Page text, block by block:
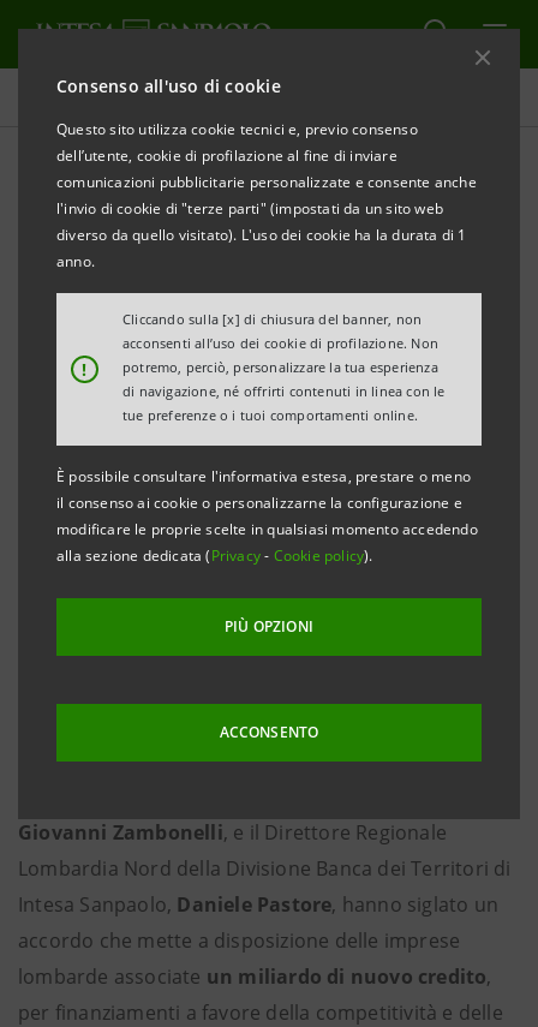
Consenso all'uso di cookie
Questo sito utilizza cookie tecnici e, previo consenso
dell’utente, cookie di profilazione al fine di inviare
comunicazioni pubblicitarie personalizzate e consente anche
l'invio di cookie di "terze parti" (impostati da un sito web
diverso da quello visitato). L'uso dei cookie ha la durata di 1
anno.
!
Cliccando sulla [x] di chiusura del banner, non
acconsenti all’uso dei cookie di profilazione. Non
potremo, perciò, personalizzare la tua esperienza
di navigazione, né offrirti contenuti in linea con le
tue preferenze o i tuoi comportamenti online.
È possibile consultare l'informativa estesa, prestare o meno
il consenso ai cookie o personalizzarne la configurazione e
modificare le proprie scelte in qualsiasi momento accedendo
alla sezione dedicata (Privacy- Cookie policy).
PIÙ OPZIONI
ACCONSENTO
Comunicati stampa
STAMPA AGGIORNA
COMUNICATO STAMPA
CONFCOMMERCIO BERGAMO E INTESA
SANPAOLO
UN MILIARDO DI CREDITO PER LA COMPETITIVITA’
DELLE IMPRESE COMMERCIALI LOMBARDE
CONDIZIONI AGEVOLATE SU MICROPAGAMENTI POS
Bergamo, 27 giugno 2025–Il Presidente di
Giovanni Zambonelli, e il Direttore Regionale
Lombardia Nord della Divisione Banca dei Territori di
Intesa Sanpaolo, Daniele Pastore, hanno siglato un
accordo che mette a disposizione delle imprese
lombarde associate un miliardo di nuovo credito,
per finanziamenti a favore della competitività e delle